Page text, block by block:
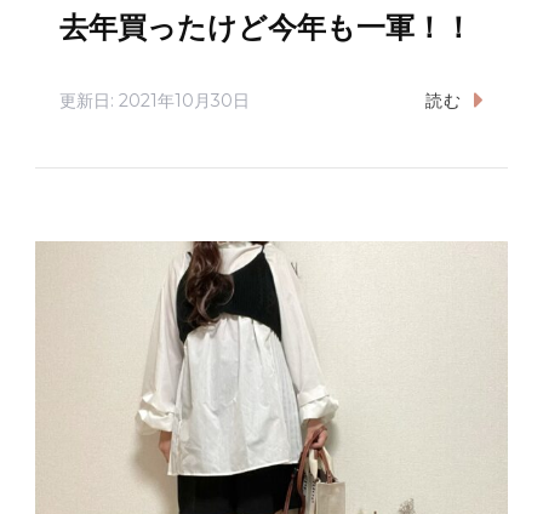
去年買ったけど今年も一軍！！
更新日: 2021年10月30日 読む